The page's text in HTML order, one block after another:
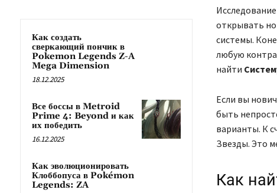
Как создать
сверкающий пончик в
Pokemon Legends Z-A
Mega Dimension
18.12.2025
Все боссы в Metroid
Prime 4: Beyond и как
их победить
16.12.2025
Как эволюционировать
Клоббопуса в Pokémon
Legends: ZA
открывать
системы.
любую
найти
Если вы
быть
варианты. К
Звезды. Это
Как